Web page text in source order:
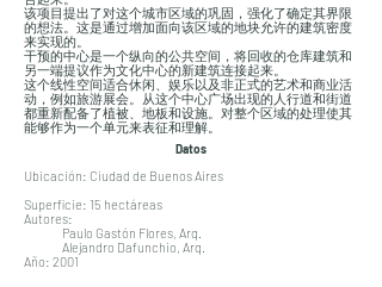
该项目提出了对这个城市区域的巩固，强化了确定其界限
的想法。这是通过增加面向该区域的地块允许的建筑密度
来实现的。
干预的中心是一个纵向的公共空间，将回收的仓库建筑和
另一端提议作为文化中心的新建筑连接起来。
这个线性空间适合休闲、娱乐以及非正式的艺术和商业活
动，例如旅游展会。从这个中心广场出现的人行道和街道
都重新配备了植被、地板和设施。对整个区域的处理使其
能够作为一个单元来表征和理解。
Datos
Ubicación: Ciudad de Buenos Aires
Superficie: 15 hectáreas
Autores:
Paulo Gastón Flores, Arq.
Alejandro Dafunchio, Arq.
Año: 2001